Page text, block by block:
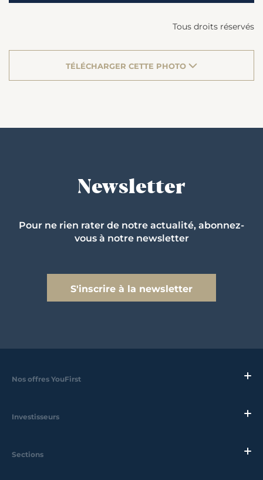
Tous droits réservés
TÉLÉCHARGER CETTE PHOTO
Newsletter
Pour ne rien rater de notre actualité, abonnez-
vous à notre newsletter
S'inscrire à la newsletter
Nos offres YouFirst
Investisseurs
Sections